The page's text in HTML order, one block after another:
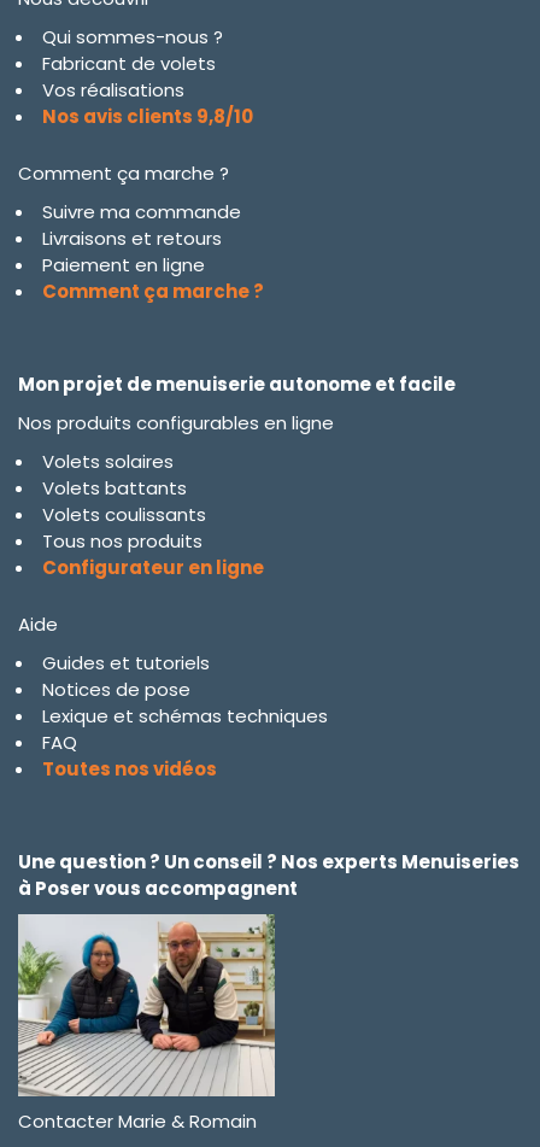
Qui sommes-nous ?
Fabricant de volets
Vos réalisations
Nos avis clients 9,8/10
Comment ça marche ?
Suivre ma commande
Livraisons et retours
Paiement en ligne
Comment ça marche ?
Mon projet de menuiserie autonome et facile
Nos produits configurables en ligne
Volets solaires
Volets battants
Volets coulissants
Tous nos produits
Configurateur en ligne
Aide
Guides et tutoriels
Notices de pose
Lexique et schémas techniques
FAQ
Toutes nos vidéos
Une question ? Un conseil ? Nos experts Menuiseries
à Poser vous accompagnent
Contacter Marie & Romain